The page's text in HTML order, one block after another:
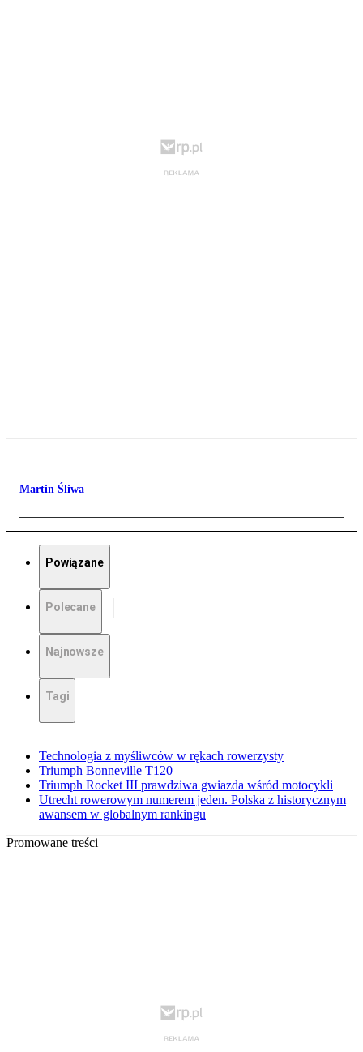
Martin Śliwa
Powiązane
Polecane
Najnowsze
Tagi
Technologia z myśliwców w rękach rowerzysty
Triumph Bonneville T120
Triumph Rocket III prawdziwa gwiazda wśród motocykli
Utrecht rowerowym numerem jeden. Polska z historycznym
awansem w globalnym rankingu
Promowane treści